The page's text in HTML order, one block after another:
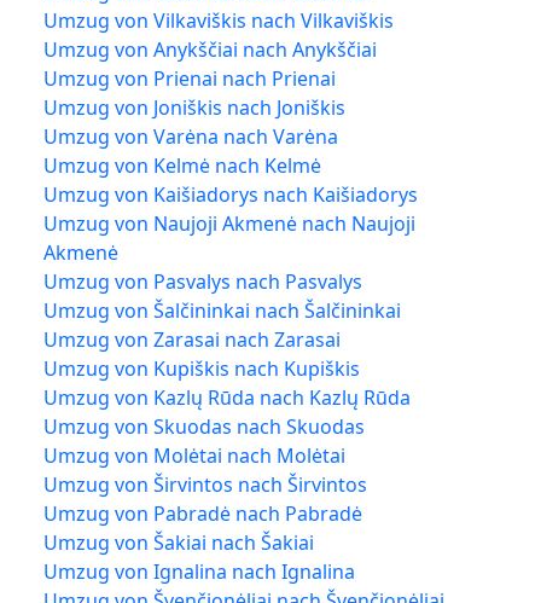
Umzug von Vilkaviškis nach Vilkaviškis
Umzug von Anykščiai nach Anykščiai
Umzug von Prienai nach Prienai
Umzug von Joniškis nach Joniškis
Umzug von Varėna nach Varėna
Umzug von Kelmė nach Kelmė
Umzug von Kaišiadorys nach Kaišiadorys
Umzug von Naujoji Akmenė nach Naujoji
Akmenė
Umzug von Pasvalys nach Pasvalys
Umzug von Šalčininkai nach Šalčininkai
Umzug von Zarasai nach Zarasai
Umzug von Kupiškis nach Kupiškis
Umzug von Kazlų Rūda nach Kazlų Rūda
Umzug von Skuodas nach Skuodas
Umzug von Molėtai nach Molėtai
Umzug von Širvintos nach Širvintos
Umzug von Pabradė nach Pabradė
Umzug von Šakiai nach Šakiai
Umzug von Ignalina nach Ignalina